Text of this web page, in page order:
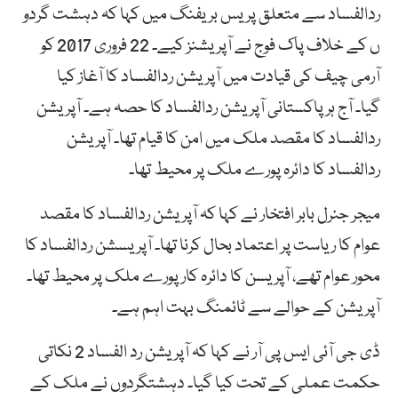
ردالفساد سے متعلق پریس بریفنگ میں کہا کہ دہشت گردو
ں کے خلاف پاک فوج نے آپریشنز کیے۔ 22 فروری 2017 کو
آرمی چیف کی قیادت میں آپریشن ردالفساد کا آغاز کیا
گیا۔ آج ہر پاکستانی آپریشن ردالفساد کا حصہ ہے۔ آپریشن
ردالفساد کا مقصد ملک میں امن کا قیام تھا۔ آپریشن
ردالفساد کا دائرہ پورے ملک پر محیط تھا۔
میجر جنرل بابر افتخار نے کہا کہ آپریشن ردالفساد کا مقصد
عوام کا ریاست پر اعتماد بحال کرنا تھا۔ آپریسشن ردالفساد کا
محور عوام تھے، آپریسن کا دائرہ کار پورے ملک پر محیط تھا۔
آپریشن کے حوالے سے ٹائمنگ بہت اہم ہے۔
ڈی جی آئی ایس پی آر نے کہا کہ آپریشن رد الفساد 2 نکاتی
حکمت عملی کے تحت کیا گیا۔ دہشتگردوں نے ملک کے